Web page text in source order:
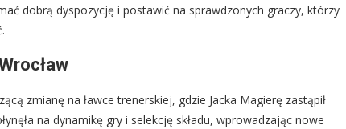
dobrą dyspozycję i postawić na sprawdzonych graczy, którzy
zmianę na ławce trenerskiej, gdzie Jacka Magierę zastąpił
na dynamikę gry i selekcję składu, wprowadzając nowe